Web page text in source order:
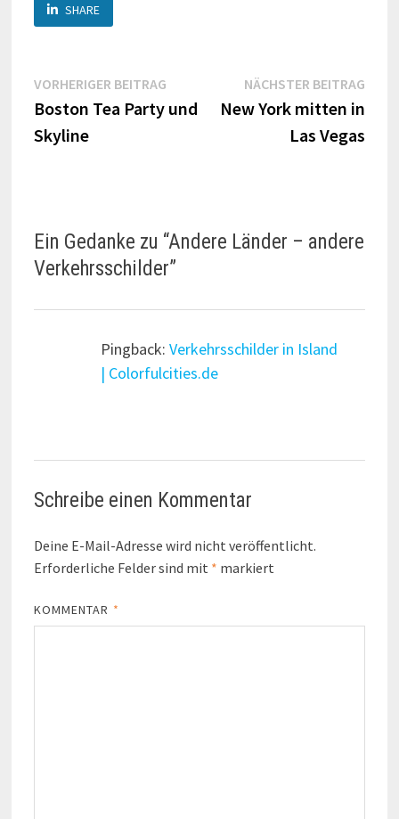
SHARE
Beitragsnavigation
VORHERIGER BEITRAGVorheriger
Beitrag:
Boston Tea Party und
Skyline
NÄCHSTER BEITRAG
New York mitten in
Las Vegas
Ein Gedanke zu “Andere Länder – andere
Verkehrsschilder”
Pingback: Verkehrsschilder in Island
| Colorfulcities.de
Schreibe einen Kommentar
Deine E-Mail-Adresse wird nicht veröffentlicht.
Erforderliche Felder sind mit * markiert
KOMMENTAR *